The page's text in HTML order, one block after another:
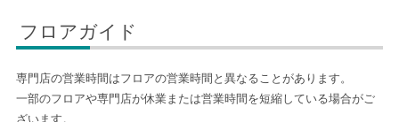
フロアガイド
専門店の営業時間はフロアの営業時間と異なることがあります。
一部のフロアや専門店が休業または営業時間を短縮している場合がご
ざいます。